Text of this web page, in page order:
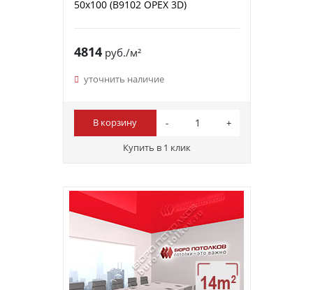
50х100 (B9102 ОРЕХ 3D)
4814руб./м²
уточнить наличие
В корзину
Купить в 1 клик